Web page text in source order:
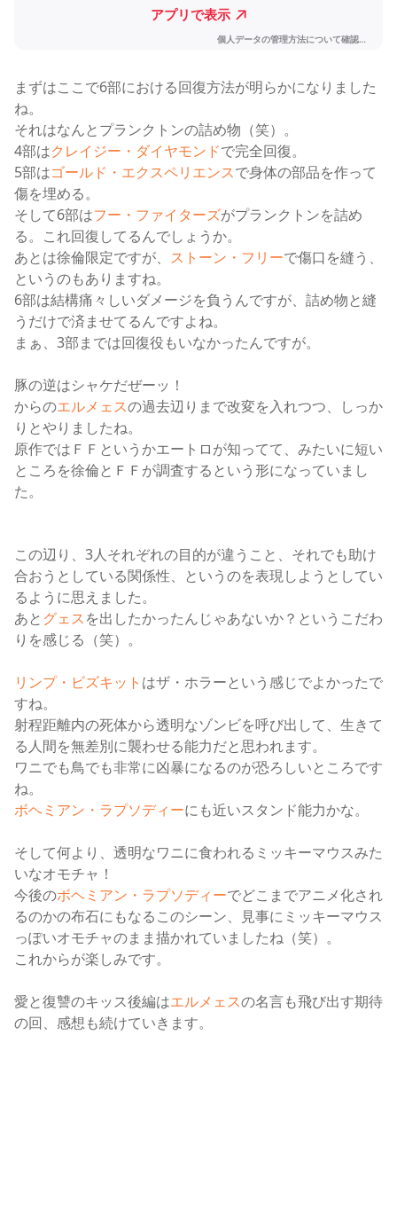
まずはここで6部における回復方法が明らかになりました
ね。
それはなんとプランクトンの詰め物（笑）。
4部はクレイジー・ダイヤモンドで完全回復。
5部はゴールド・エクスペリエンスで身体の部品を作って
傷を埋める。
そして6部はフー・ファイターズがプランクトンを詰め
る。これ回復してるんでしょうか。
あとは徐倫限定ですが、 ストーン・フリーで傷口を縫う、
というのもありますね。
6部は結構痛々しいダメージを負うんですが、詰め物と縫
うだけで済ませてるんですよね。
まぁ、3部までは回復役もいなかったんですが。
豚の逆はシャケだぜーッ！
からのエルメェスの過去辺りまで改変を入れつつ、しっか
りとやりましたね。
原作ではＦＦというかエートロが知ってて、みたいに短い
ところを徐倫とＦＦが調査するという形になっていまし
た。
この辺り、3人それぞれの目的が違うこと、それでも助け
合おうとしている関係性、というのを表現しようとしてい
るように思えました。
あとグェスを出したかったんじゃあないか？というこだわ
りを感じる（笑）。
リンプ・ビズキット はザ・ホラーという感じでよかったで
すね。
射程距離内の死体から透明なゾンビを呼び出して、生きて
る人間を無差別に襲わせる能力だと思われます。
ワニでも鳥でも非常に凶暴になるのが恐ろしいところです
ね。
ボヘミアン・ラプソディーにも近いスタンド能力かな。
そして何より、透明なワニに食われるミッキーマウスみた
いなオモチャ！
今後のボヘミアン・ラプソディーでどこまでアニメ化され
るのかの布石にもなるこのシーン、見事にミッキーマウス
っぽいオモチャのまま描かれていましたね（笑）。
これからが楽しみです。
愛と復讐のキッス後編はエルメェスの名言も飛び出す期待
の回、感想も続けていきます。